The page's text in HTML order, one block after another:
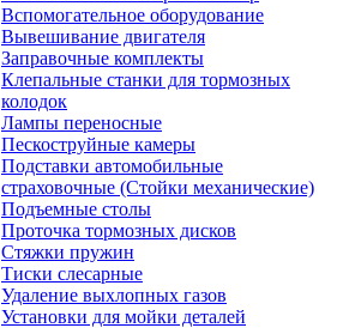
Вспомогательное оборудование
Вывешивание двигателя
Заправочные комплекты
Клепальные станки для тормозных
колодок
Лампы переносные
Пескоструйные камеры
Подставки автомобильные
страховочные (Стойки механические)
Подъемные столы
Проточка тормозных дисков
Стяжки пружин
Тиски слесарные
Удаление выхлопных газов
Установки для мойки деталей